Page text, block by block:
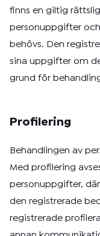
finns en giltig
personuppgifter
behövs. Den
sina uppgifter om
grund för
Profilering
Behandlingen av
Med profilering
personuppgifter,
den registrerade
registrerade